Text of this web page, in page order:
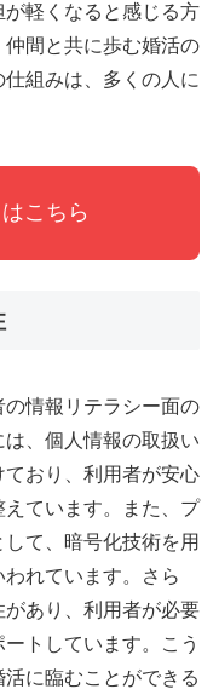
軽くなると感じる方
間と共に歩む婚活の
組みは、多くの人に
こちら
情報リテラシー面の
、個人情報の取扱い
おり、利用者が安心
ています。また、プ
て、暗号化技術を用
れています。さら
あり、利用者が必要
トしています。こう
に臨むことができる